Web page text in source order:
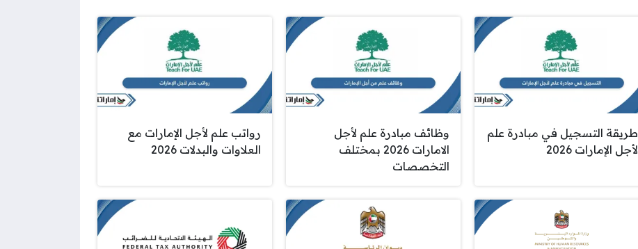
طريقة التسجيل في مبادرة علم
لأجل الإمارات 2026
وظائف مبادرة علم لأجل
الامارات 2026 بمختلف
التخصصات
رواتب علم لأجل الإمارات مع
العلاوات والبدلات 2026